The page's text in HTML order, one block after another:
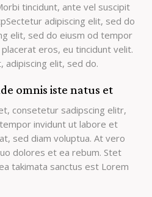
tincidunt, ante vel suscipit
adipiscing elit, sed do
elit, sed do eiusm od tempor
eros, eu tincidunt velit.
adipiscing elit, sed do.
omnis iste natus et
consetetur sadipscing elitr,
invidunt ut labore et
sed diam voluptua. At vero
dolores et ea rebum. Stet
takimata sanctus est Lorem